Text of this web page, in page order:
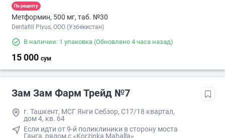
По рецепту
Метформин, 500 мг, таб. №30
Dentafill Plyus, ООО (Узбекистан)
В наличии: 1 упаковка (Обновлено 4 часа назад)
15 000 сум
Зам Зам Фарм Трейд №7
г. Ташкент, МСГ Янги Себзор, С17/18 квартал,
дом 4, кв. 64
Если идти от 9-й поликлиники в сторону моста
Ганга, рядом с «Korzinka Mahalla»